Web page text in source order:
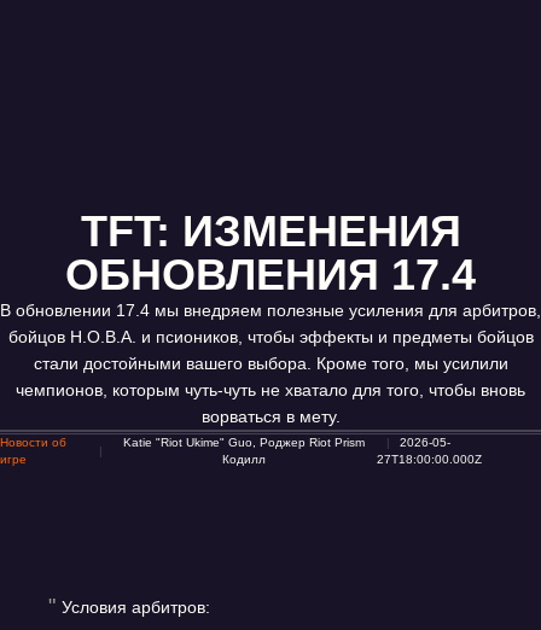
TFT: ИЗМЕНЕНИЯ
ОБНОВЛЕНИЯ 17.4
В обновлении 17.4 мы внедряем полезные усиления для арбитров,
бойцов Н.О.В.А. и псиоников, чтобы эффекты и предметы бойцов
стали достойными вашего выбора. Кроме того, мы усилили
чемпионов, которым чуть-чуть не хватало для того, чтобы вновь
ворваться в мету.
Новости об
игре
Katie "Riot Ukime" Guo, Роджер Riot Prism
Кодилл
2026-05-
27T18:00:00.000Z
Условия арбитров: